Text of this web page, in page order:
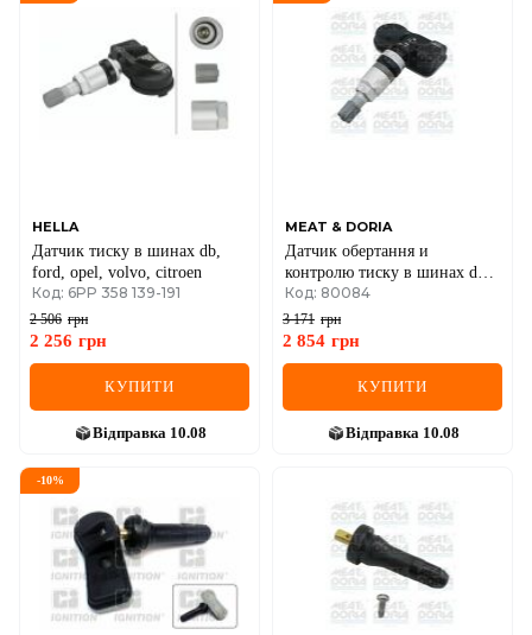
HELLA
Датчик тиску в шинах db,
ford, opel, volvo, citroen
Код: 6PP 358 139-191
2 506 грн
2 256 грн
КУПИТИ
Відправка 10.08
MEAT & DORIA
Датчик обертання и
контролю тиску в шинах db,
ford, opel, volvo, citroen
Код: 80084
3 171 грн
2 854 грн
КУПИТИ
Відправка 10.08
-10%